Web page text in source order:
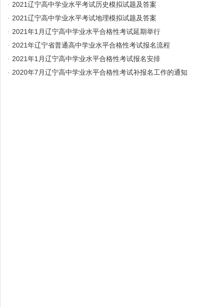
· 2021辽宁高中学业水平考试历史模拟试题及答案
· 2021辽宁高中学业水平考试地理模拟试题及答案
· 2021年1月辽宁高中学业水平合格性考试延期举行
· 2021年辽宁省普通高中学业水平合格性考试报名流程
· 2021年1月辽宁高中学业水平合格性考试报名安排
· 2020年7月辽宁高中学业水平合格性考试补报名工作的通知